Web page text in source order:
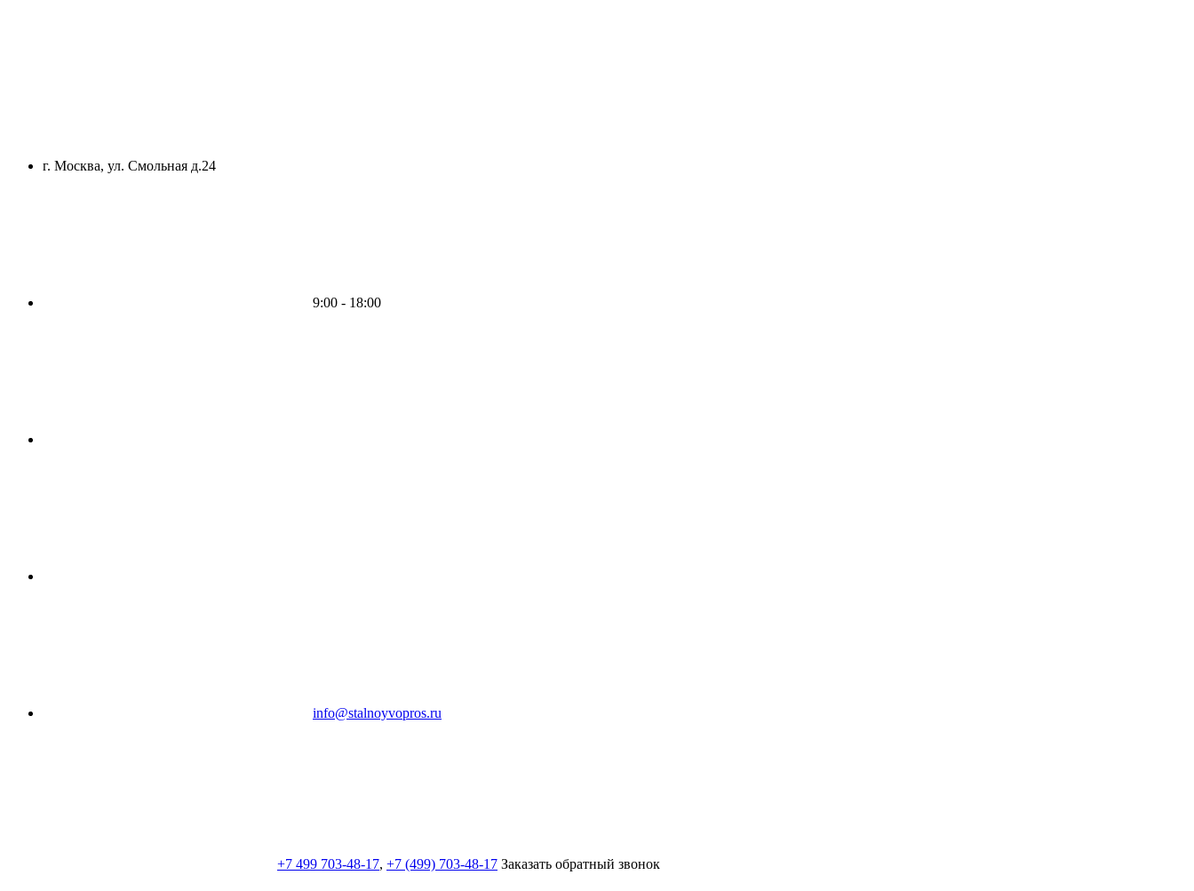
г. Москва, ул. Смольная д.24
9:00 - 18:00
info@stalnoyvopros.ru
+7 499 703-48-17, +7 (499) 703-48-17 Заказать обратный звонок